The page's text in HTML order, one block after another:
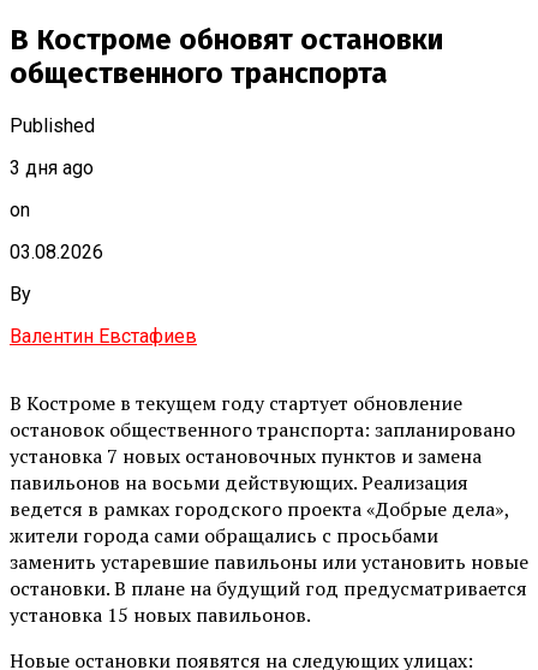
В Костроме обновят остановки
общественного транспорта
Published
3 дня ago
on
03.08.2026
By
Валентин Евстафиев
В Костроме в текущем году стартует обновление
остановок общественного транспорта: запланировано
установка 7 новых остановочных пунктов и замена
павильонов на восьми действующих. Реализация
ведется в рамках городского проекта «Добрые дела»,
жители города сами обращались с просьбами
заменить устаревшие павильоны или установить новые
остановки. В плане на будущий год предусматривается
установка 15 новых павильонов.
Новые остановки появятся на следующих улицах: